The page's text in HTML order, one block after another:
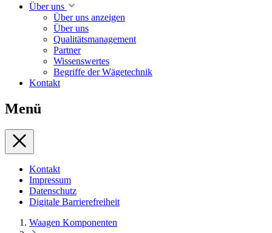
Über uns
Über uns anzeigen
Über uns
Qualitätsmanagement
Partner
Wissenswertes
Begriffe der Wägetechnik
Kontakt
Menü
Kontakt
Impressum
Datenschutz
Digitale Barrierefreiheit
Waagen Komponenten